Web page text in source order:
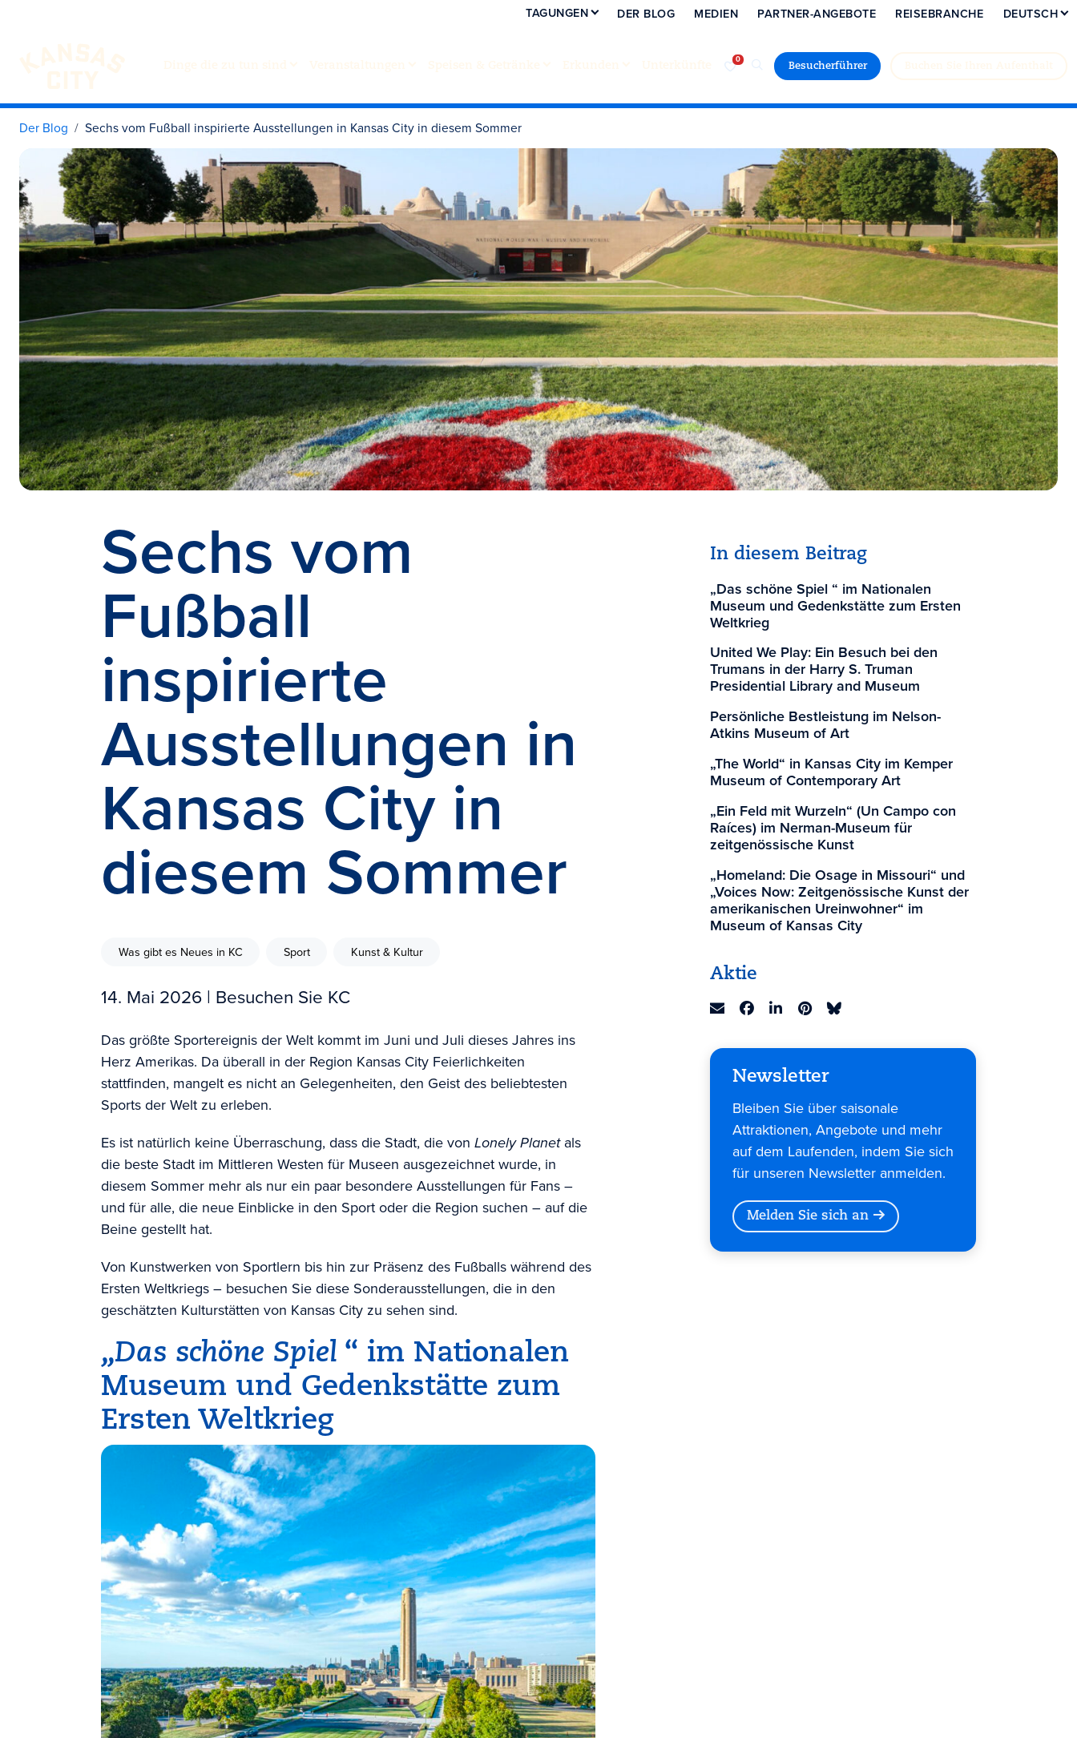
Besuchen Sie KC
Besucherführer
TAGUNGEN DER BLOG MEDIEN PARTNER-ANGEBOTE REISEBRANCHE DEUTSCH
Der Blog Sechs vom Fußball inspirierte Ausstellungen in Kansas City in diesem Sommer
Sechs vom
Fußball
inspirierte
Ausstellungen in
Kansas City in
diesem Sommer
Was gibt es Neues in KC Sport Kunst & Kultur
14. Mai 2026 | Besuchen Sie KC
Das größte Sportereignis der Welt kommt im Juni und Juli dieses Jahres ins
Herz Amerikas. Da überall in der Region Kansas City Feierlichkeiten
stattfinden, mangelt es nicht an Gelegenheiten, den Geist des beliebtesten
Sports der Welt zu erleben.
Es ist natürlich keine Überraschung, dass die Stadt, die von Lonely Planetals
die beste Stadt im Mittleren Westen für Museen ausgezeichnet wurde, in
diesem Sommer mehr als nur ein paar besondere Ausstellungen für Fans –
und für alle, die neue Einblicke in den Sport oder die Region suchen – auf die
Beine gestellt hat.
Von Kunstwerken von Sportlern bis hin zur Präsenz des Fußballs während des
Ersten Weltkriegs – besuchen Sie diese Sonderausstellungen, die in den
geschätzten Kulturstätten von Kansas City zu sehen sind.
„Das schöne Spiel “ im Nationalen
Museum und Gedenkstätte zum
Ersten Weltkrieg
In diesem Beitrag
„Das schöne Spiel “ im Nationalen
Museum und Gedenkstätte zum Ersten
Weltkrieg
United We Play: Ein Besuch bei den
Trumans in der Harry S. Truman
Presidential Library and Museum
Persönliche Bestleistung im Nelson-
Atkins Museum of Art
„The World“ in Kansas City im Kemper
Museum of Contemporary Art
„Ein Feld mit Wurzeln“ (Un Campo con
Raíces) im Nerman-Museum für
zeitgenössische Kunst
„Homeland: Die Osage in Missouri“ und
„Voices Now: Zeitgenössische Kunst der
amerikanischen Ureinwohner“ im
Museum of Kansas City
Aktie
Newsletter
Bleiben Sie über saisonale
Attraktionen, Angebote und mehr
auf dem Laufenden, indem Sie sich
für unseren Newsletter anmelden.
Melden Sie sich an